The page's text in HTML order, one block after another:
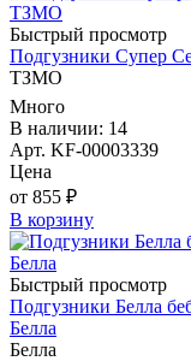
Быстрый просмотр
Подгузники Супер
ТЗМО
Много
В наличии: 14
Арт. KF-00003339
Цена
от 855 ₽
В корзину
Быстрый просмотр
Подгузники Белла
Белла
Белла